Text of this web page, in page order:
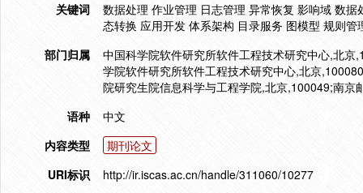
关键词
数据处理 作业管理 日志管理 异常恢复 影响域 数
态转换 应用开发 体系架构 目录服务 图模型 规则
部门归属
中国科学院软件研究所软件工程技术研究中心,北
学院软件研究所软件工程技术研究中心,北京
院研究生院信息科学与工程学院,北京,100049;南
语种
中文
内容类型
期刊论文
URI标识
http://ir.iscas.ac.cn/handle/311060/10277